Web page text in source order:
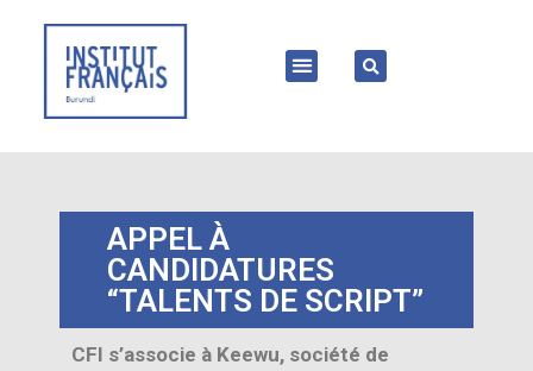
APPEL À
CANDIDATURES
“TALENTS DE SCRIPT”
CFI s’associe à Keewu, société de